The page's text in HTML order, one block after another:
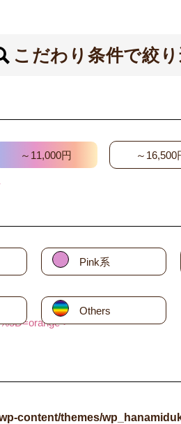
こだわり条件で絞
～11,000円 ～16,500
Pink系
Others
content/themes/